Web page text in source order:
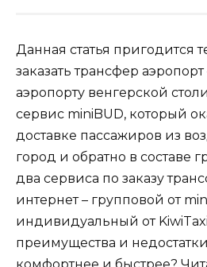
Данная статья пригодится
заказать трансфер
аэропорту венгерской
сервис miniBUD, который
доставке пассажиров из
город и обратно в составе
два сервиса по заказу
интернет – групповой от
индивидуальный от
преимущества и